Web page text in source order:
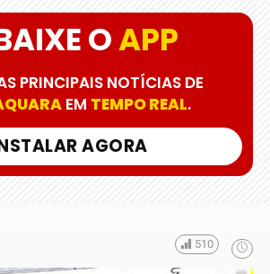
OAPP
PRINCIPAIS NOTÍCIAS DE
EM TEMPO REAL.
AGORA
510